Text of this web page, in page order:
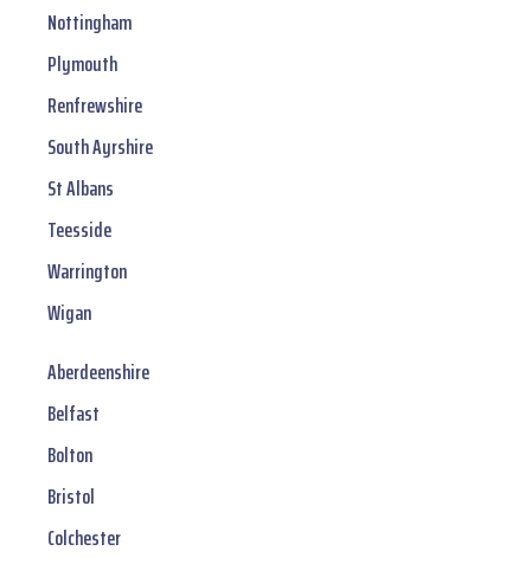
Nottingham
Plymouth
Renfrewshire
South Ayrshire
St Albans
Teesside
Warrington
Wigan
Aberdeenshire
Belfast
Bolton
Bristol
Colchester